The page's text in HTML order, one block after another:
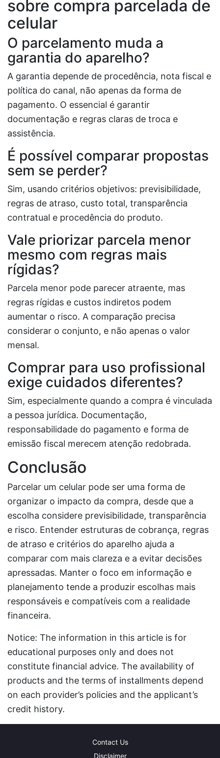
sobre compra parcelada de
celular
O parcelamento muda a
garantia do aparelho?
A garantia depende de procedência, nota fiscal e
política do canal, não apenas da forma de
pagamento. O essencial é garantir
documentação e regras claras de troca e
assistência.
É possível comparar propostas
sem se perder?
Sim, usando critérios objetivos: previsibilidade,
regras de atraso, custo total, transparência
contratual e procedência do produto.
Vale priorizar parcela menor
mesmo com regras mais
rígidas?
Parcela menor pode parecer atraente, mas
regras rígidas e custos indiretos podem
aumentar o risco. A comparação precisa
considerar o conjunto, e não apenas o valor
mensal.
Comprar para uso profissional
exige cuidados diferentes?
Sim, especialmente quando a compra é vinculada
a pessoa jurídica. Documentação,
responsabilidade do pagamento e forma de
emissão fiscal merecem atenção redobrada.
Conclusão
Parcelar um celular pode ser uma forma de
organizar o impacto da compra, desde que a
escolha considere previsibilidade, transparência
e risco. Entender estruturas de cobrança, regras
de atraso e critérios do aparelho ajuda a
comparar com mais clareza e a evitar decisões
apressadas. Manter o foco em informação e
planejamento tende a produzir escolhas mais
responsáveis e compatíveis com a realidade
financeira.
Notice: The information in this article is for
educational purposes only and does not
constitute financial advice. The availability of
products and the terms of installments depend
on each provider’s policies and the applicant’s
credit history.
Contact Us
Disclaimer